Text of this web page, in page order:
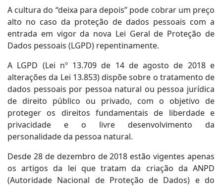
A cultura do “deixa para depois” pode cobrar um preço
alto no caso da proteção de dados pessoais com a
entrada em vigor da nova Lei Geral de Proteção de
Dados pessoais (LGPD) repentinamente.
A LGPD (Lei nº 13.709 de 14 de agosto de 2018 e
alterações da Lei 13.853) dispõe sobre o tratamento de
dados pessoais por pessoa natural ou pessoa jurídica
de direito público ou privado, com o objetivo de
proteger os direitos fundamentais de liberdade e
privacidade e o livre desenvolvimento da
personalidade da pessoa natural.
Desde 28 de dezembro de 2018 estão vigentes apenas
os artigos da lei que tratam da criação da ANPD
(Autoridade Nacional de Proteção de Dados) e do